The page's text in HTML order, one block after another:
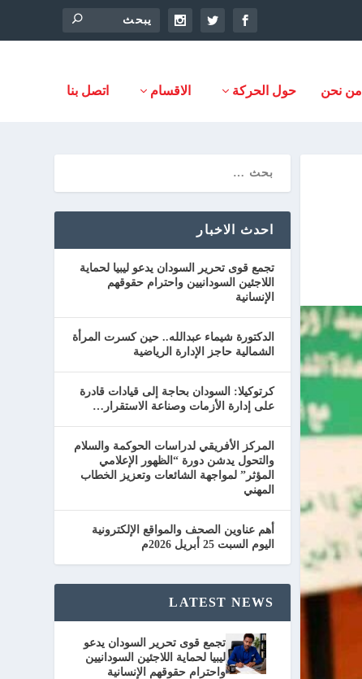
من نحن حول الحركة الاقسام اتصل بنا
احدث الاخبار
تجمع قوى تحرير السودان يدعو ليبيا لحماية
اللاجئين السودانيين واحترام حقوقهم
الإنسانية
الدكتورة شيماء عبدالله.. حين كسرت المرأة
الشمالية حاجز الإدارة الرياضية
كرتوكيلا: السودان بحاجة إلى قيادات قادرة
على إدارة الأزمات وصناعة الاستقرار…
المركز الأفريقي لدراسات الحوكمة والسلام
والتحول يدشن دورة “الظهور الإعلامي
المؤثر” لمواجهة الشائعات وتعزيز الخطاب
المهني
أهم عناوين الصحف والمواقع الإلكترونية
اليوم السبت 25 أبريل 2026م
LATEST NEWS
تجمع قوى تحرير السودان يدعو
ليبيا لحماية اللاجئين السودانيين
واحترام حقوقهم الإنسانية